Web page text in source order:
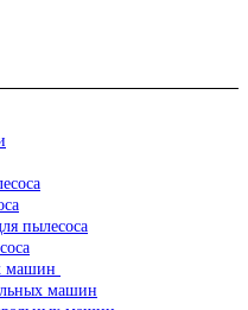
пылесоса
машин
машин